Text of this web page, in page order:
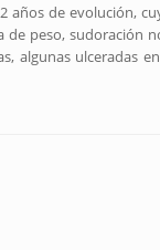
años de evolución,
peso, sudoración
algunas ulceradas